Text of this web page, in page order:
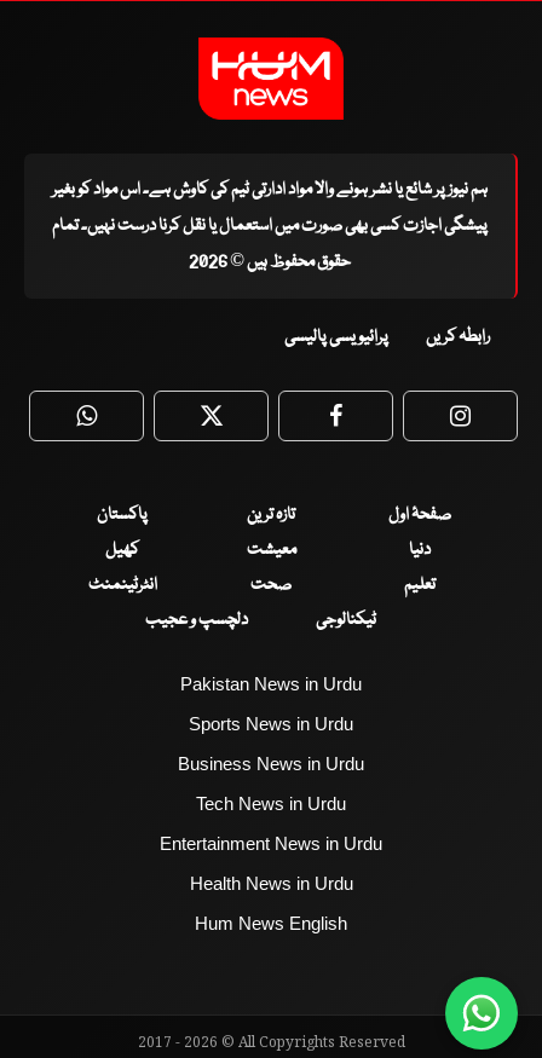
ہم نیوز پر شائع یا نشر ہونے والا مواد ادارتی ٹیم کی کاوش ہے۔ اس مواد کو بغیر
پیشگی اجازت کسی بھی صورت میں استعمال یا نقل کرنا درست نہیں۔ تمام
حقوق محفوظ ہیں © 2026
رابطہ کریں پرائیویسی پالیسی
WhatsApp Twitter Facebook
صفحۂ اول تازہ ترین
پاکستان
دنیا
معیشت
کھیل
تعلیم
صحت
انٹرٹینمنٹ
ٹیکنالوجی
دلچسپ و عجیب
Pakistan News in Urdu
Sports News in Urdu
Business News in Urdu
Tech News in Urdu
Entertainment News in Urdu
Health News in Urdu
Hum News English
2017 - 2026 © All Copyrights Reserved